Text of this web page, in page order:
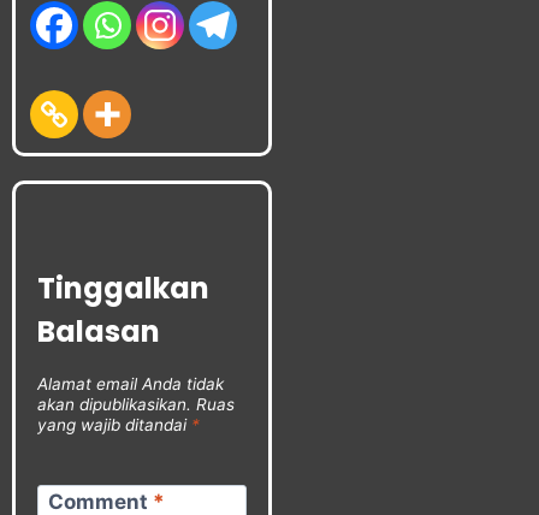
Tinggalkan
Balasan
Alamat email Anda tidak
akan dipublikasikan. Ruas
yang wajib ditandai *
Comment *